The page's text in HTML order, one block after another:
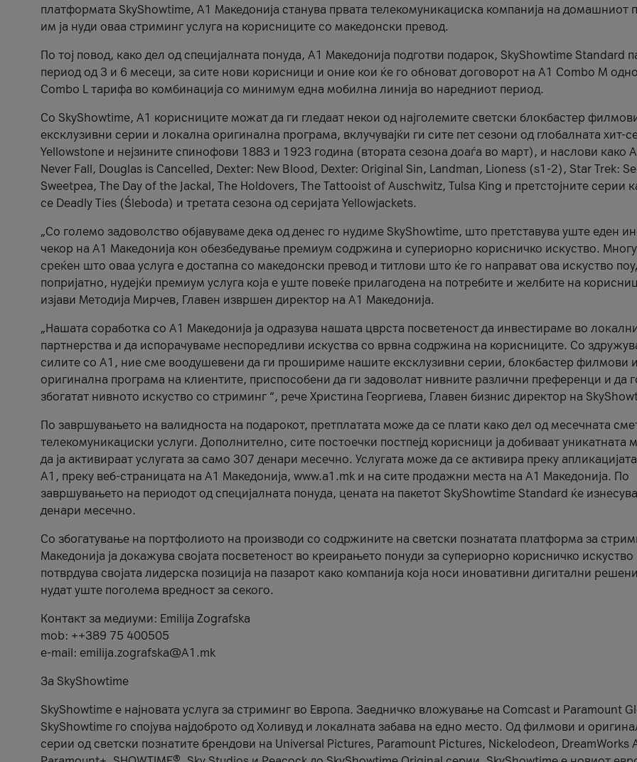
платформата SkyShowtime, А1 Македонија станува првата телекомуникациска компанија на домашниот
им ја нуди оваа стриминг услуга на корисниците со македонски превод.
По тој повод, како дел од специјалната понуда, А1 Македонија подготви подарок, SkyShowtime Standard
период од 3 и 6 месеци, за сите нови корисници и оние кои ќе го обноват договорот на А1 Combo M
Combo L тарифа во комбинација со минимум една мобилна линија во наредниот период.
Со SkyShowtime, А1 корисниците можат да ги гледаат некои од најголемите светски блокбастер
ексклузивни серии и локална оригинална програма, вклучувајќи ги сите пет сезони од глобалната хит-
Yellowstone и нејзините спинофови 1883 и 1923 година (втората сезона доаѓа во март), и наслови како
Never Fall, Douglas is Cancelled, Dexter: New Blood, Dexter: Original Sin, Landman, Lioness (s1-2), Star Trek:
Sweetpea, The Day of the Jackal, The Holdovers, The Tattooist of Auschwitz, Tulsa King и претстојните серии
се Deadly Ties (Śleboda) и третата сезона од серијата Yellowjackets.
„Со големо задоволство објавуваме дека од денес го нудиме SkyShowtime, што претставува уште еден
чекор на А1 Македонија кон обезбедување премиум содржина и супериорно корисничко искуство.
среќен што оваа услуга е достапна со македонски превод и титлови што ќе го направат ова искуство
попријатно, нудејќи премиум услуга која е уште повеќе прилагодена на потребите и желбите на
изјави Методија Мирчев, Главен извршен директор на А1 Македонија.
„Нашата соработка со А1 Македонија ја одразува нашата цврста посветеност да инвестираме во
партнерства и да испорачуваме неспоредливи искуства со врвна содржина на корисниците. Со
силите со А1, ние сме воодушевени да ги прошириме нашите ексклузивни серии, блокбастер филмови
оригинална програма на клиентите, приспособени да ги задоволат нивните различни преференци и да
збогатат нивното искуство со стриминг “, рече Христина Георгиева, Главен бизнис директор на
По завршувањето на валидноста на подарокот, претплатата може да се плати како дел од месечната
телекомуникациски услуги. Дополнително, сите постоечки постпејд корисници ја добиваат уникатната
да ја активираат услугата за само 307 денари месечно. Услугата може да се активира преку
A1, преку веб-страницата на А1 Македонија, www.a1.mk и на сите продажни места на А1 Македонија. По
завршувањето на периодот од специјалната понуда, цената на пакетот SkyShowtime Standard ќе
денари месечно.
Со збогатување на портфолиото на производи со содржините на светски познатата платформа за
Македонија ја докажува својата посветеност во креирањето понуди за супериорно корисничко искуство
потврдува својата лидерска позиција на пазарот како компанија која носи иновативни дигитални
нудат уште поголема вредност за секого.
Контакт за медиуми: Emilija Zografska
mob: ++389 75 400505
e-mail: emilija.zografska@A1.mk
За SkyShowtime
SkyShowtime е најновата услуга за стриминг во Европа. Заедничко вложување на Comcast и Paramount
SkyShowtime го спојува најдоброто од Холивуд и локалната забава на едно место. Од филмови и
серии од светски познатите брендови на Universal Pictures, Paramount Pictures, Nickelodeon, DreamWorks